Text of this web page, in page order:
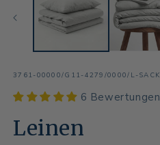
SKU:
3761-00000/G11-4279/0000/L-SACK
6 Bewertungen
Leinen